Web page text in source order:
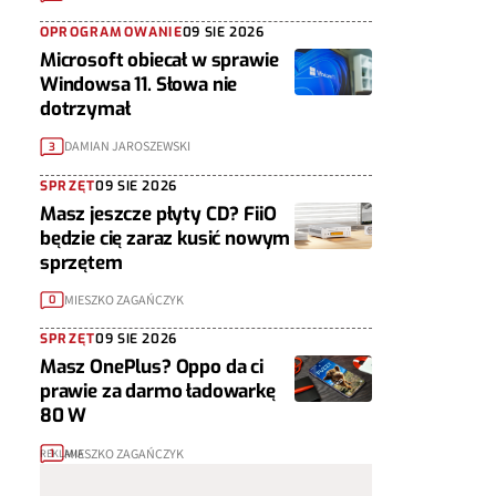
OPROGRAMOWANIE09 SIE 2026
Microsoft obiecał w sprawie
Windowsa 11. Słowa nie
dotrzymał
3 DAMIAN JAROSZEWSKI
SPRZĘT09 SIE 2026
Masz jeszcze płyty CD? FiiO
będzie cię zaraz kusić nowym
sprzętem
0 MIESZKO ZAGAŃCZYK
SPRZĘT09 SIE 2026
Masz OnePlus? Oppo da ci
prawie za darmo ładowarkę
80 W
1 MIESZKO ZAGAŃCZYK